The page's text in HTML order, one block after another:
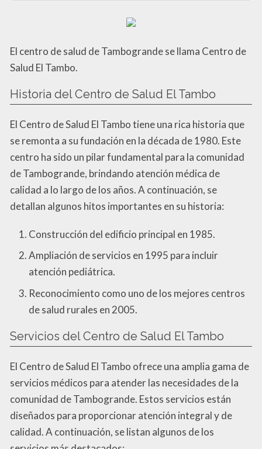
El centro de salud de Tambogrande se llama Centro de
Salud El Tambo.
Historia del Centro de Salud El Tambo
El Centro de Salud El Tambo tiene una rica historia que
se remonta a su fundación en la década de 1980. Este
centro ha sido un pilar fundamental para la comunidad
de Tambogrande, brindando atención médica de
calidad a lo largo de los años. A continuación, se
detallan algunos hitos importantes en su historia:
Construcción del edificio principal en 1985.
Ampliación de servicios en 1995 para incluir
atención pediátrica.
Reconocimiento como uno de los mejores centros
de salud rurales en 2005.
Servicios del Centro de Salud El Tambo
El Centro de Salud El Tambo ofrece una amplia gama de
servicios médicos para atender las necesidades de la
comunidad de Tambogrande. Estos servicios están
diseñados para proporcionar atención integral y de
calidad. A continuación, se listan algunos de los